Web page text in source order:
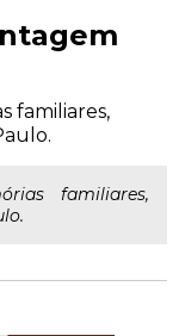
familiares,
familiares,